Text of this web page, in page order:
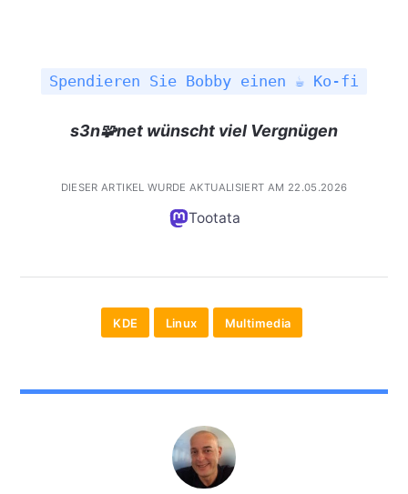
Spendieren Sie Bobby einen ☕ Ko-fi
s3n🧩net wünscht viel Vergnügen
DIESER ARTIKEL WURDE AKTUALISIERT AM 22.05.2026
Tootata
KDE Linux Multimedia